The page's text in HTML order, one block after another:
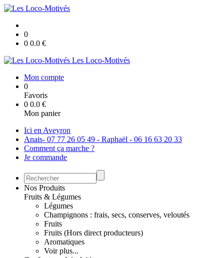
0
0 0.0 €
Les Loco-Motivés
Mon compte
0
Favoris
0 0.0 €
Mon panier
Ici en Aveyron
Anais- 07 77 26 05 49 - Raphaël - 06 16 63 20 33
Comment ça marche ?
Je commande
Nos Produits
Fruits & Légumes
Légumes
Champignons : frais, secs, conserves, veloutés
Fruits
Fruits (Hors direct producteurs)
Aromatiques
Voir plus...